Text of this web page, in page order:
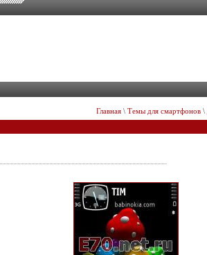
Главная \ Темы для смартфонов \